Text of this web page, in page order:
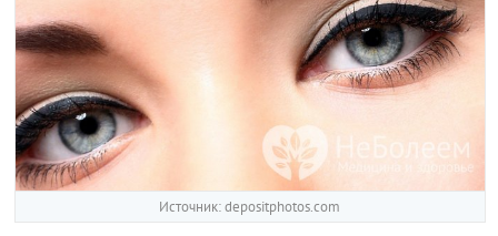
Источник: depositphotos.com